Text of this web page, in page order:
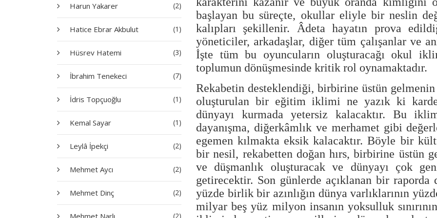
Harun Yakarer (2)
Hatice Ebrar Akbulut (1)
Hüsrev Hatemi (3)
İbrahim Tenekeci (7)
İdris Topçuoğlu (1)
Kemal Sayar (1)
Leylâ İpekçi (2)
Mehmet Aycı (2)
Mehmet Dinç (2)
Mehmet Narlı (2)
başlayan bu süreçte, okullar eliyle bir neslin
kalıpları şekillenir. Âdeta hayatın prova
yöneticiler, arkadaşlar, diğer tüm çalışanlar ve
İşte tüm bu oyuncuların oluşturacağı okul
toplumun dönüşmesinde kritik rol oynamaktadır.
Rekabetin desteklendiği, birbirine üstün gelmenin
oluşturulan bir eğitim iklimi ne yazık ki
dünyayı kurmada yetersiz kalacaktır. Bu
dayanışma, diğerkâmlık ve merhamet gibi
egemen kılmakta eksik kalacaktır. Böyle bir
bir nesil, rekabetten doğan hırs, birbirine üstün
ve düşmanlık oluşturacak ve dünyayı çok
getirecektir. Son günlerde açıklanan bir
yüzde birlik bir azınlığın dünya varlıklarının
milyar beş yüz milyon insanın yoksulluk